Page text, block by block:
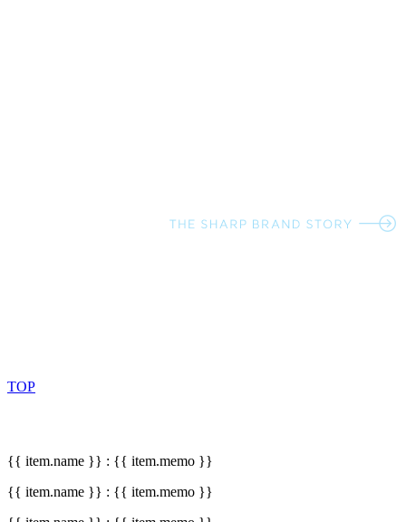
TOP
{{ item.name }} : {{ item.memo }}
{{ item.name }} : {{ item.memo }}